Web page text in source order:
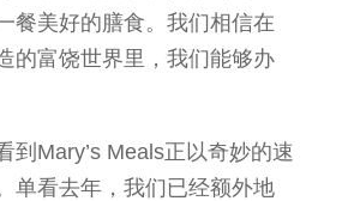
餐美好的膳食。我们相信在
的富饶世界里，我们能够办
到Mary’s Meals正以奇妙的速
单看去年，我们已经额外地